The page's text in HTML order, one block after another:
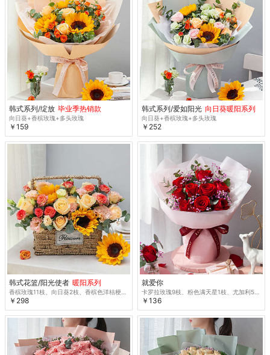
韩式系列/绽放 毕业季热销款
向日葵+香槟玫瑰+多头玫瑰
￥159
韩式系列/爱如阳光 向日葵暖阳系列
向日葵+香槟玫瑰+多头玫瑰
￥252
韩式花篮/阳光使者 暖阳系列
￥298
就爱你
￥136